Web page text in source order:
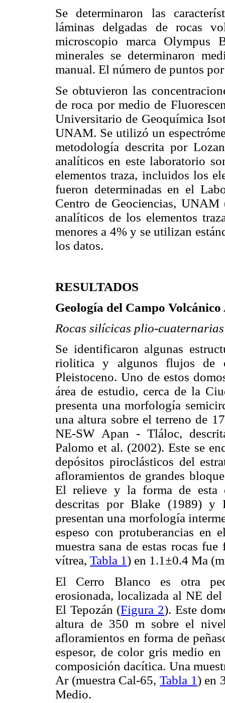
Se determinaron las
láminas delgadas de rocas
microscopio marca Olympus
minerales se determinaron
manual. El número de puntos
Se obtuvieron las
de roca por medio de
Universitario de Geoquímica
UNAM. Se utilizó un
metodología descrita por
analíticos en este laboratorio
elementos traza, incluidos los
fueron determinadas en el
Centro de Geociencias, UNAM
analíticos de los elementos
menores a 4% y se utilizan
los datos.
RESULTADOS
Geología del Campo
Rocas silícicas plio-cuaternarias
Se identificaron algunas
riolitica y algunos flujos de
Pleistoceno. Uno de estos
área de estudio, cerca de la
presenta una morfología
una altura sobre el terreno de
NE-SW Apan - Tláloc,
Palomo et al. (2002). Este se
depósitos piroclásticos del
afloramientos de grandes
El relieve y la forma de esta
descritas por Blake (1989) y
presentan una morfología
espeso con protuberancias en
muestra sana de estas rocas
vítrea, Tabla 1) en 1.1±0.4 Ma
El Cerro Blanco es otra
erosionada, localizada al NE
El Tepozán (Figura 2). Este
altura de 350 m sobre el
afloramientos en forma de
espesor, de color gris medio
composición dacítica. Una
Ar (muestra Cal-65,Tabla 1) en
Medio.